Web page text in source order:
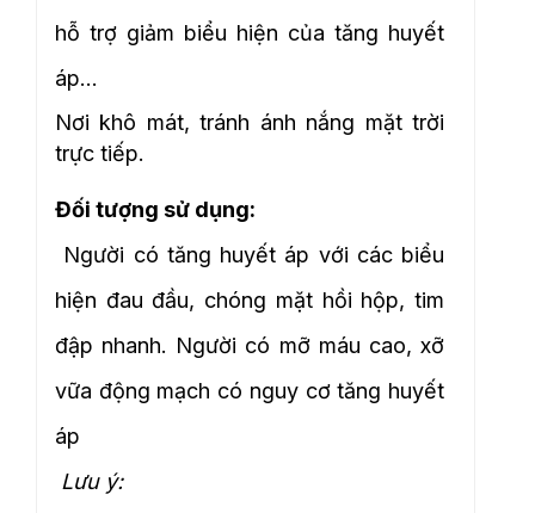
hỗ trợ giảm biểu hiện của tăng huyết
áp…
Nơi khô mát, tránh ánh nắng mặt trời
trực tiếp.
Đối tượng sử dụng:
Người có tăng huyết áp với các biểu
hiện đau đầu, chóng mặt hồi hộp, tim
đập nhanh. Người có mỡ máu cao, xỡ
vữa động mạch có nguy cơ tăng huyết
áp
Lưu ý: